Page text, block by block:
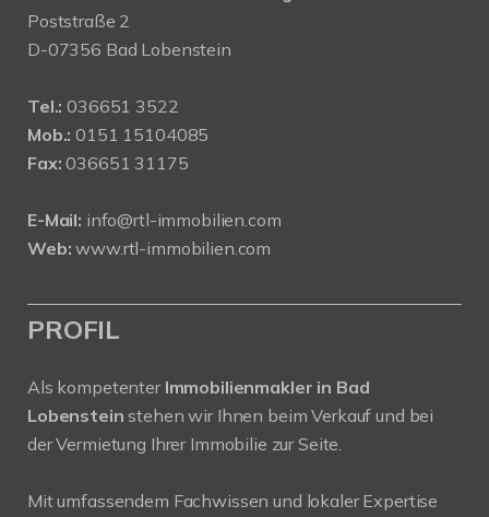
Poststraße 2
D-07356 Bad Lobenstein
Tel.: 036651 3522
Mob.:0151 15104085
Fax: 036651 31175
E-Mail: info@rtl-immobilien.com
Web: www.rtl-immobilien.com
PROFIL
Als kompetenter Immobilienmakler in Bad
Lobenstein stehen wir Ihnen beim Verkauf und bei
der Vermietung Ihrer Immobilie zur Seite.
Mit umfassendem Fachwissen und lokaler Expertise